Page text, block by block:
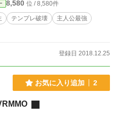
8,580 位 / 8,580件
テンプレ破壊
主人公最強
登録日 2018.12.25
お気に入り追加 2